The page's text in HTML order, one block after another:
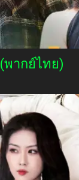
(พากย์ไทย)